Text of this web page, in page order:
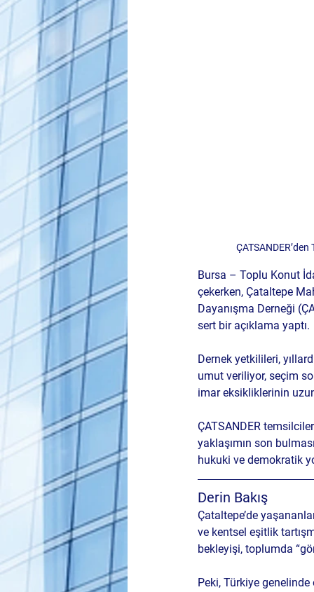
Bursa – Toplu Konut
çekerken, Çataltepe
Dayanışma Derneği
sert bir açıklama yaptı.
Dernek yetkilileri,
umut veriliyor, seçim
imar eksikliklerinin
ÇATSANDER
yaklaşımın son
hukuki ve demokratik
Derin Bakış
Çataltepe’de
ve kentsel eşitlik
bekleyişi, toplumda
Peki, Türkiye